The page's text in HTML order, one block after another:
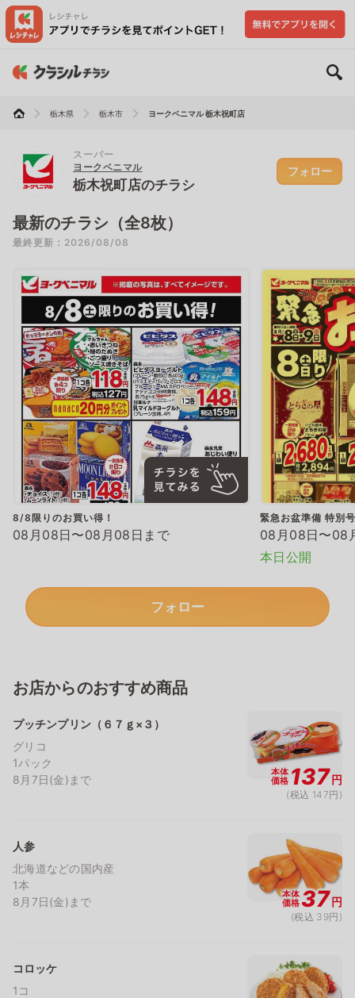
栃木県 栃木市 ヨークベニマル 栃木祝町店
スーパー
ヨークベニマル
栃木祝町店のチラシ
フォロー
最新のチラシ（全8枚）
最終更新：2026/08/08
8/8限りのお買い得！
08月08日〜08月08日まで
緊急お盆準備 特別号
08月08日〜08
本日公開
フォロー
お店からのおすすめ商品
プッチンプリン（６７ｇ×３）
グリコ
1パック
8月7日(金)まで
本体
価格 137円
(税込 147円)
人参
北海道などの国内産
1本
8月7日(金)まで
本体
価格 37円
(税込 39円)
コロッケ
1コ